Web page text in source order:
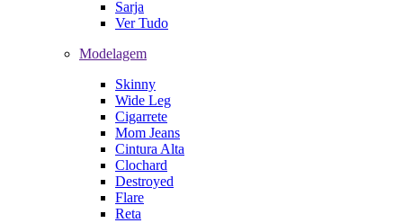
Sarja
Ver Tudo
Modelagem
Skinny
Wide Leg
Cigarrete
Mom Jeans
Cintura Alta
Clochard
Destroyed
Flare
Reta